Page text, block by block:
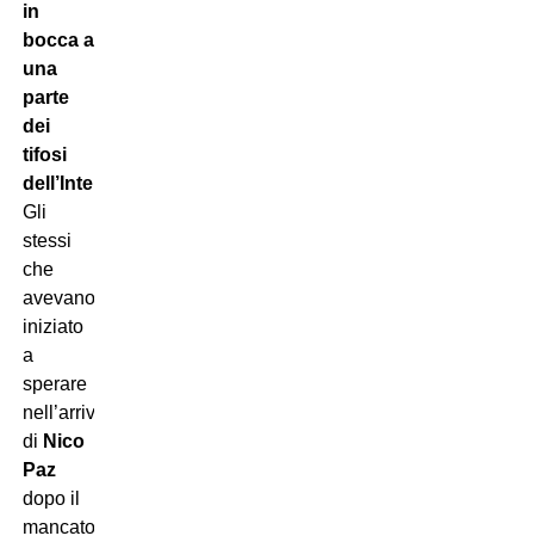
in
bocca a
una
parte
dei
tifosi
dell’Inter
Gli
stessi
che
avevano
iniziato
a
sperare
nell’arrivo
di Nico
Paz
dopo il
mancato